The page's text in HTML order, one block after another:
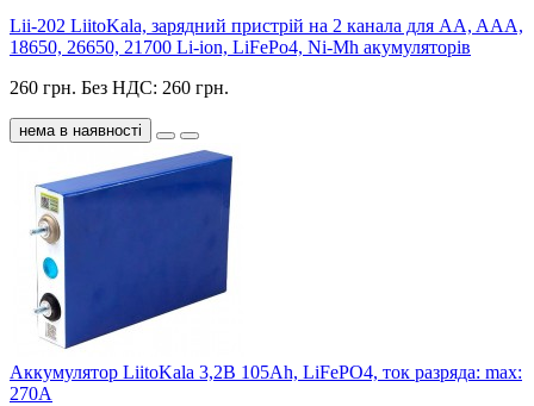
Lii-202 LiitoKala, зарядний пристрій на 2 канала для AA, AAA,
18650, 26650, 21700 Li-ion, LiFePo4, Ni-Mh акумуляторів
260 грн. Без НДС: 260 грн.
нема в наявності
Аккумулятор LiitoKala 3,2В 105Ah, LiFePO4, ток разряда: max:
270A